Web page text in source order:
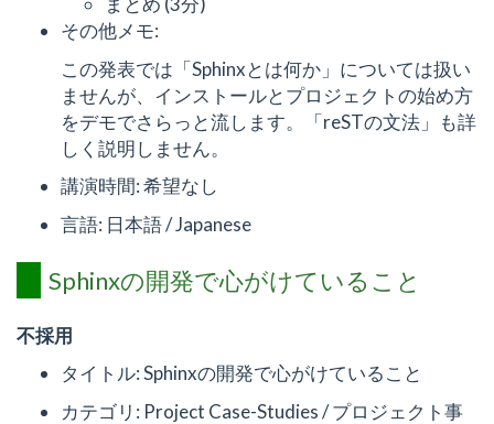
その他メモ:
この発表では「Sphinxとは何か」については扱い
ませんが、インストールとプロジェクトの始め方
をデモでさらっと流します。「reSTの文法」も詳
しく説明しません。
講演時間: 希望なし
言語: 日本語 / Japanese
Sphinxの開発で心がけていること
不採用
タイトル: Sphinxの開発で心がけていること
カテゴリ: Project Case-Studies / プロジェクト事